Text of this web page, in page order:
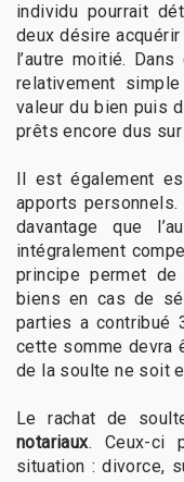
individu pourrait
deux désire
l’autre moitié.
relativement
valeur du bien puis
prêts encore dus
Il est également
apports
davantage que
intégralement
principe permet
biens en cas de
parties a contribué
cette somme devra
de la soulte ne soit
Le rachat de
notariaux. Ceux-ci
situation : divorce,